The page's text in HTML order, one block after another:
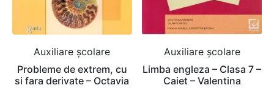
Auxiliare şcolare
Probleme de extrem, cu
si fara derivate – Octavia
Auxiliare şcolare
Limba engleza – Clasa 7 –
Caiet – Valentina